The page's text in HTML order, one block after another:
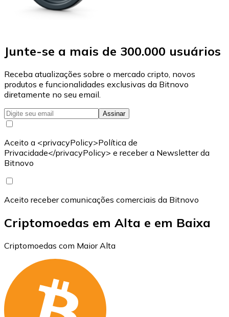
Junte-se a mais de 300.000 usuários
Receba atualizações sobre o mercado cripto, novos
produtos e funcionalidades exclusivas da Bitnovo
diretamente no seu email.
Assinar
Aceito a <privacyPolicy>Política de
Privacidade</privacyPolicy> e receber a Newsletter da
Bitnovo
Aceito receber comunicações comerciais da Bitnovo
Criptomoedas em Alta e em Baixa
Criptomoedas com Maior Alta